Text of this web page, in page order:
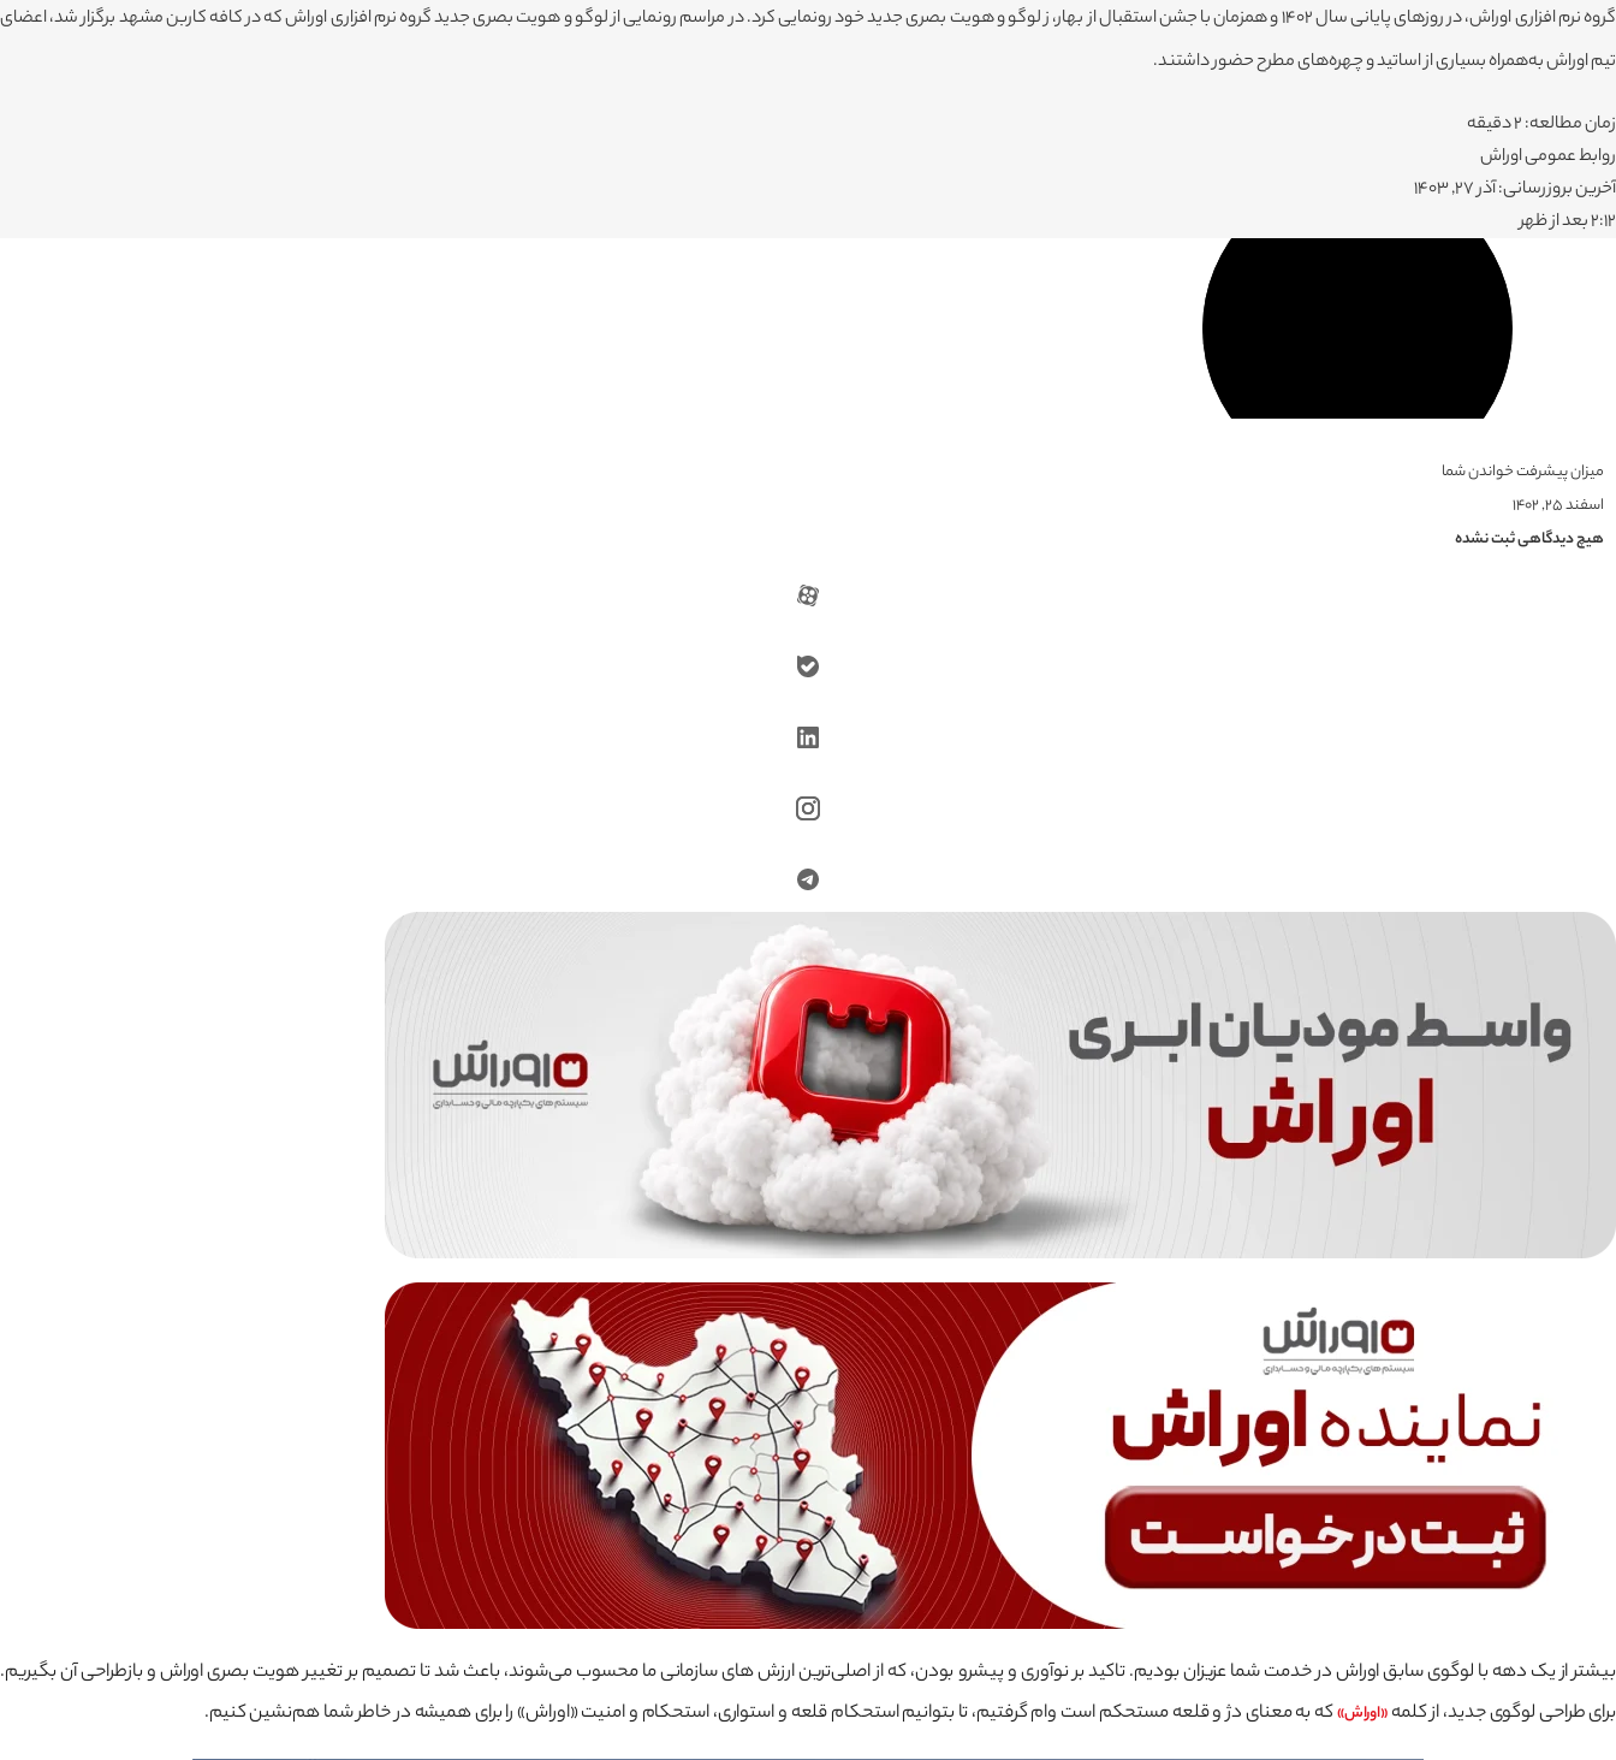
گروه نرم افزاری اوراش، در روزهای پایانی سال 1402 و همزمان با جشن استقبال از بهار، ز لوگو و هویت بصری جدید خود رونمایی کرد. در مراسم رونمایی از لوگو و هویت بصری جدید گروه نرم افزاری اوراش که در کافه کاربن مشهد برگزار شد، اعضای
تیم اوراش به‌همراه بسیاری از اساتید و چهره‌های مطرح حضور داشتند.
زمان مطالعه: 2 دقیقه
روابط عمومی اوراش
آخرین بروزرسانی: آذر 27, 1403
۲:۱۲ بعد از ظهر
میزان پیشرفت خواندن شما
اسفند ۲۵, ۱۴۰۲
هیچ دیدگاهی ثبت نشده
بیشتر از یک دهه با لوگوی سابق اوراش در خدمت شما عزیزان بودیم. تاکید بر نوآوری و پیشرو بودن، که از اصلی‌ترین ارزش های سازمانی ما محسوب می‌شوند، باعث شد تا تصمیم بر تغییر هویت بصری اوراش و بازطراحی آن بگیریم.
برای طراحی لوگوی جدید، از کلمه«اوراش»که به معنای دژ و قلعه مستحکم است وام گرفتیم، تا بتوانیم استحکام قلعه و استواری، استحکام و امنیت «اوراش» را برای همیشه در خاطر شما هم‌نشین کنیم.